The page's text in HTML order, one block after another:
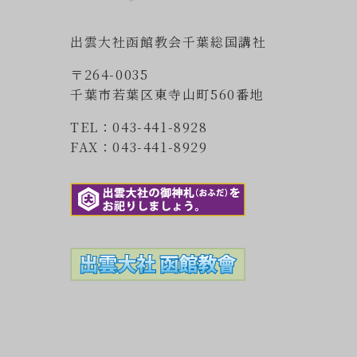
出雲大社函館教会千葉総国講社
〒264-0035
千葉市若葉区東寺山町560番地
TEL：043-441-8928
FAX：043-441-8929